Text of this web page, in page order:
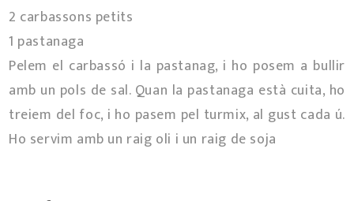
2 carbassons petits
1 pastanaga
Pelem el carbassó i la pastanag, i ho posem a bullir
amb un pols de sal. Quan la pastanaga està cuita, ho
treiem del foc, i ho pasem pel turmix, al gust cada ú.
Ho servim amb un raig oli i un raig de soja